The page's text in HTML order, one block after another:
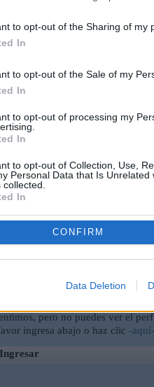
to opt-out of the Sharing of my
In
to opt-out of the Sale of my
In
to opt-out of processing my
In
to opt-out of Collection, Use,
Personal Data that Is
collected.
In
CONFIRM
Data Deletion
"Se ruega
creen crispación"
e intente utilizar una
pero no puedes ver el
ingresa abajo o haz clic -aquí-
Ingresar